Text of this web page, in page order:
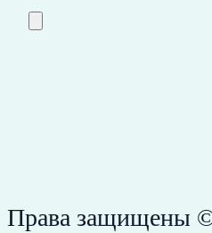
Права защищены